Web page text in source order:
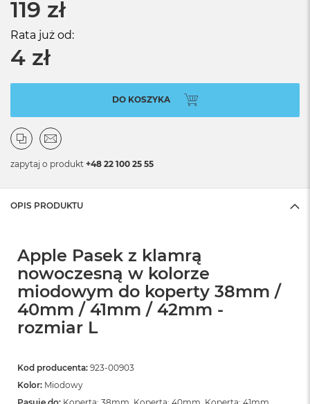
119 zł
Rata już od:
4 zł
DO KOSZYKA
zapytaj o produkt +48 22 100 25 55
OPIS PRODUKTU
Apple Pasek z klamrą
nowoczesną w kolorze
miodowym do koperty 38mm /
40mm / 41mm / 42mm -
rozmiar L
Kod producenta: 923-00903
Kolor: Miodowy